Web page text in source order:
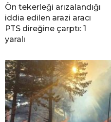
Ön tekerleği arızalandığı
iddia edilen arazi aracı
PTS direğine çarptı: 1
yaralı